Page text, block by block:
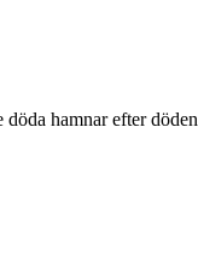
hamnar efter döden